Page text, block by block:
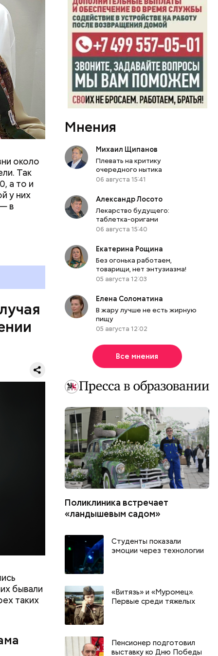
День разглядывания
горизонта и День пьяного
День
воздушных
около
Так
а то и
у них
в
бывали
таких
Паркер
в
этого
в
однако
в
в
и даже
Мнения
Михаил Щипанов
Плевать на критику
очередного нытика
06 августа 15:41
Александр Лосото
Лекарство будущего:
таблетка-оригами
06 августа 15:40
Екатерина Рощина
Без огонька работаем,
товарищи, нет энтузиазма!
05 августа 12:03
Елена Соломатина
В жару лучше не есть жирную
пищу
05 августа 12:02
Все мнения
Поликлиника встречает
«ландышевым садом»
Студенты показали
эмоции через технологии
«Витязь» и «Муромец».
Первые среди тяжелых
Пенсионер подготовил
выставку ко Дню Победы